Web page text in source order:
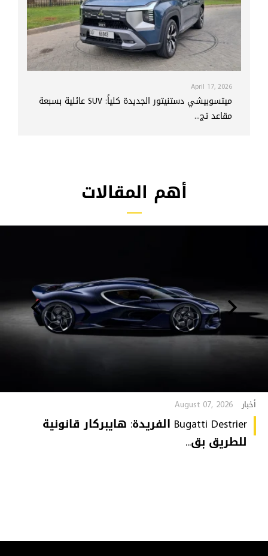
April 17, 2026
ميتسوبيشي دستنيتور الجديدة كلياً: SUV عائلية بسبعة
مقاعد تج...
أهم المقالات
أخبار August 07, 2026
Bugatti Destrier الفريدة: هايبركار قانونية
للطريق بق...